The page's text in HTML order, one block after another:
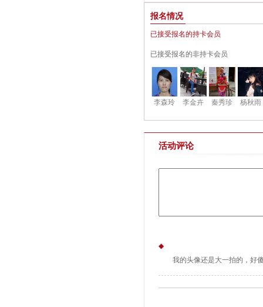
报名情况
已接受报名的持卡会员
已接受报名的非持卡会员
李森玲 李金卉 秦秀珍 杨秋雨
活动评论
◆
我的头像还是大一拍的，好